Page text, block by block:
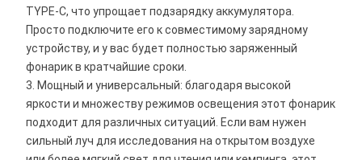
TYPE-C, что упрощает подзарядку аккумулятора.
Просто подключите его к совместимому зарядному
устройству, и у вас будет полностью заряженный
фонарик в кратчайшие сроки.
3. Мощный и универсальный: благодаря высокой
яркости и множеству режимов освещения этот фонарик
подходит для различных ситуаций. Если вам нужен
сильный луч для исследования на открытом воздухе